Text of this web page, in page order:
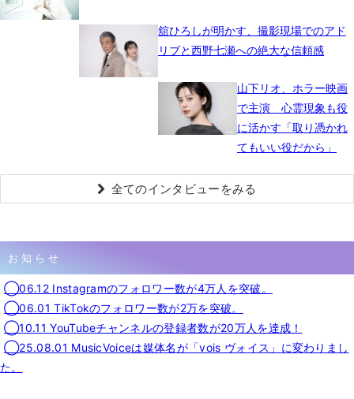
舘ひろしが明かす、撮影現場でのアド
リブと西野七瀬への絶大な信頼感
山下リオ、ホラー映画
で主演 心霊現象も役
に活かす「取り憑かれ
てもいい役だから」
全てのインタビューをみる
お知らせ
◯06.12 Instagramのフォロワー数が4万人を突破。
◯06.01 TikTokのフォロワー数が2万を突破。
◯10.11 YouTubeチャンネルの登録者数が20万人を達成！
◯25.08.01 MusicVoiceは媒体名が「vois ヴォイス」に変わりまし
た。